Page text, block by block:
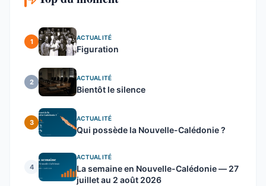
1
ACTUALITÉ
Figuration
2
ACTUALITÉ
Bientôt le silence
3
ACTUALITÉ
Qui possède la Nouvelle-Calédonie ?
4
ACTUALITÉ
La semaine en Nouvelle-Calédonie — 27
juillet au 2 août 2026